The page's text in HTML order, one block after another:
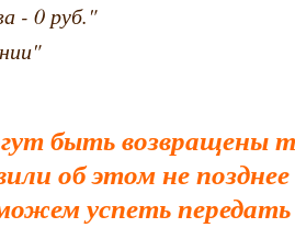
- 0 руб."
быть возвращены
об этом не позднее
успеть